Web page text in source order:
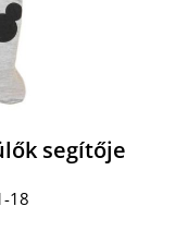
segítője
18